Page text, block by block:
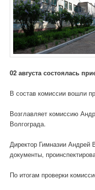
02 августа состоялась
В состав комиссии вошли
Возглавляет комиссию
Волгограда.
Директор Гимназии
документы,
По итогам проверки